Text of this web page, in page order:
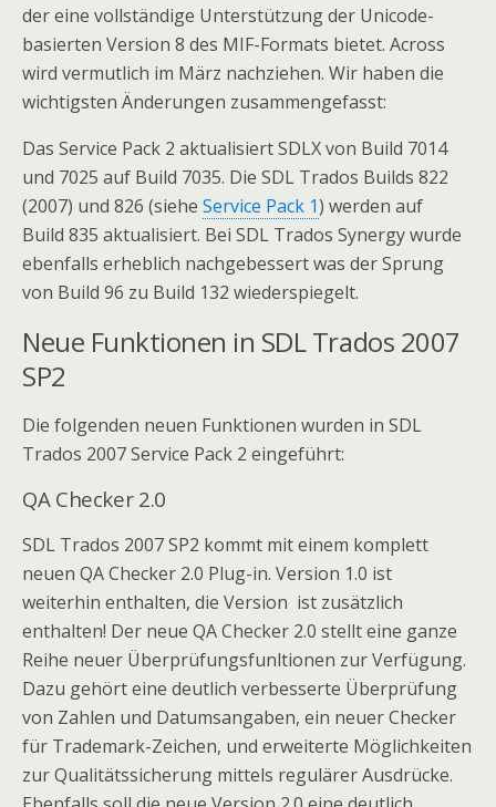
der eine vollständige Unterstützung der Unicode-
basierten Version 8 des MIF-Formats bietet. Across
wird vermutlich im März nachziehen. Wir haben die
wichtigsten Änderungen zusammengefasst:
Das Service Pack 2 aktualisiert SDLX von Build 7014
und 7025 auf Build 7035. Die SDL Trados Builds 822
(2007) und 826 (siehe Service Pack 1) werden auf
Build 835 aktualisiert. Bei SDL Trados Synergy wurde
ebenfalls erheblich nachgebessert was der Sprung
von Build 96 zu Build 132 wiederspiegelt.
Neue Funktionen in SDL Trados 2007
SP2
Die folgenden neuen Funktionen wurden in SDL
Trados 2007 Service Pack 2 eingeführt:
QA Checker 2.0
SDL Trados 2007 SP2 kommt mit einem komplett
neuen QA Checker 2.0 Plug-in. Version 1.0 ist
weiterhin enthalten, die Version ist zusätzlich
enthalten! Der neue QA Checker 2.0 stellt eine ganze
Reihe neuer Überprüfungsfunltionen zur Verfügung.
Dazu gehört eine deutlich verbesserte Überprüfung
von Zahlen und Datumsangaben, ein neuer Checker
für Trademark-Zeichen, und erweiterte Möglichkeiten
zur Qualitätssicherung mittels regulärer Ausdrücke.